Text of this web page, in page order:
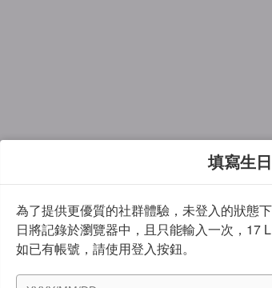
填寫生日
為了提供更優質的社群體驗，未登入的狀態
日將記錄於瀏覽器中，且只能輸入一次，17
如已有帳號，請使用登入按鈕。